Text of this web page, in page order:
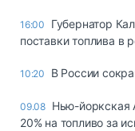
16:00
Губернатор
поставки топлива в
10:20 В России
09.08 Нью-йоркская
20% на топливо за